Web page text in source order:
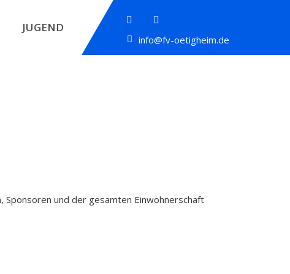
info@fv-oetigheim.de
JUGEND
Sponsoren und der gesamten Einwohnerschaft